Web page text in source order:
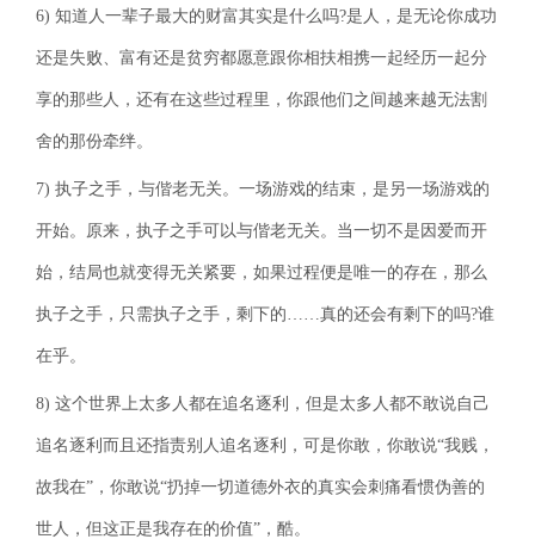
6) 知道人一辈子最大的财富其实是什么吗?是人，是无论你成功
还是失败、富有还是贫穷都愿意跟你相扶相携一起经历一起分
享的那些人，还有在这些过程里，你跟他们之间越来越无法割
舍的那份牵绊。
7) 执子之手，与偕老无关。一场游戏的结束，是另一场游戏的
开始。原来，执子之手可以与偕老无关。当一切不是因爱而开
始，结局也就变得无关紧要，如果过程便是唯一的存在，那么
执子之手，只需执子之手，剩下的……真的还会有剩下的吗?谁
在乎。
8) 这个世界上太多人都在追名逐利，但是太多人都不敢说自己
追名逐利而且还指责别人追名逐利，可是你敢，你敢说“我贱，
故我在”，你敢说“扔掉一切道德外衣的真实会刺痛看惯伪善的
世人，但这正是我存在的价值”，酷。